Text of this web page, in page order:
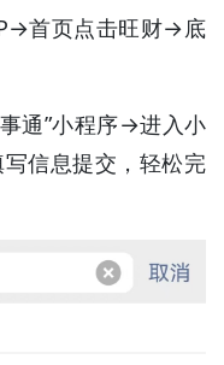
首页点击旺财→底
通”小程序→进入小
信息提交，轻松完